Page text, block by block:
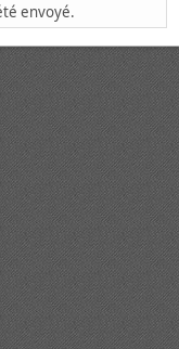
envoyé.